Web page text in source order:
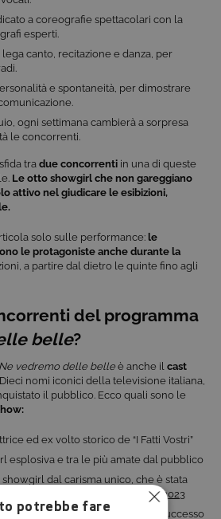
a coreografie spettacolari con la
esperti.
lega canto, recitazione e danza, per
e spontaneità, per dimostrare
ogni settimana cambierà a sorpresa
le concorrenti.
tra due concorrenti in una di queste
Le otto showgirl che non gareggiano
attivo nel giudicare le esibizioni,
solo sulle performance: le
le protagoniste anche durante la
a partire dal dietro le quinte fino agli
del programma
belle?
Ne vedremo delle belle è anche il cast
nomi iconici della televisione italiana,
il pubblico. Ecco quali sono le
ed ex volto storico de “I Fatti Vostri”
esplosiva e tra le più amate dal pubblico
showgirl dal carisma unico, che è stata
talent show
Tale e Quale Show 2023
e coreografa di successo
potrebbe fare